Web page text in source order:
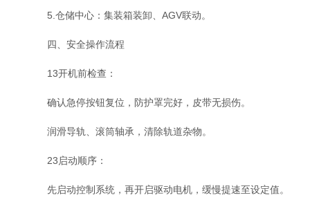
​​5.仓储中心​​：集装箱装卸、AGV联动。
四、​​安全操作流程​​
​​13开机前检查​​：
确认急停按钮复位，防护罩完好，皮带无损伤。
润滑导轨、滚筒轴承，清除轨道杂物。
​​23启动顺序​​：
先启动控制系统，再开启驱动电机，缓慢提速至设定值。